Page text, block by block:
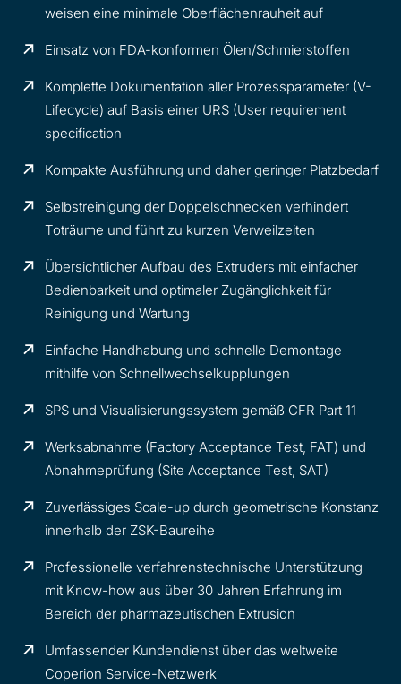
weisen eine minimale Oberflächenrauheit auf
Einsatz von FDA-konformen Ölen/Schmierstoffen
Komplette Dokumentation aller Prozessparameter (V-
Lifecycle) auf Basis einer URS (User requirement
specification
Kompakte Ausführung und daher geringer Platzbedarf
Selbstreinigung der Doppelschnecken verhindert
Toträume und führt zu kurzen Verweilzeiten
Übersichtlicher Aufbau des Extruders mit einfacher
Bedienbarkeit und optimaler Zugänglichkeit für
Reinigung und Wartung
Einfache Handhabung und schnelle Demontage
mithilfe von Schnellwechselkupplungen
SPS und Visualisierungssystem gemäß CFR Part 11
Werksabnahme (Factory Acceptance Test, FAT) und
Abnahmeprüfung (Site Acceptance Test, SAT)
Zuverlässiges Scale-up durch geometrische Konstanz
innerhalb der ZSK-Baureihe
Professionelle verfahrenstechnische Unterstützung
mit Know-how aus über 30 Jahren Erfahrung im
Bereich der pharmazeutischen Extrusion
Umfassender Kundendienst über das weltweite
Coperion Service-Netzwerk